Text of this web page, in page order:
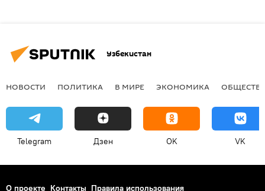
Узбекистан
НОВОСТИ ПОЛИТИКА В МИРЕ ЭКОНОМИКА
Telegram Дзен OK VK
О проекте Контакты Правила использования